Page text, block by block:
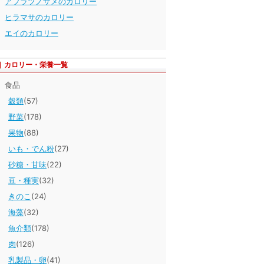
ヒラマサのカロリー
エイのカロリー
カロリー・栄養一覧
食品
穀類(57)
野菜(178)
果物(88)
いも・でん粉(27)
砂糖・甘味(22)
豆・種実(32)
きのこ (24)
海藻(32)
魚介類(178)
肉(126)
乳製品・卵(41)